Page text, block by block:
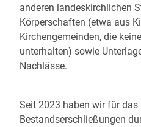
anderen landeskirchlichen
Körperschaften (etwa aus
Kirchengemeinden, die
unterhalten) sowie
Nachlässe.
Seit 2023 haben wir für das
Bestandserschließungen